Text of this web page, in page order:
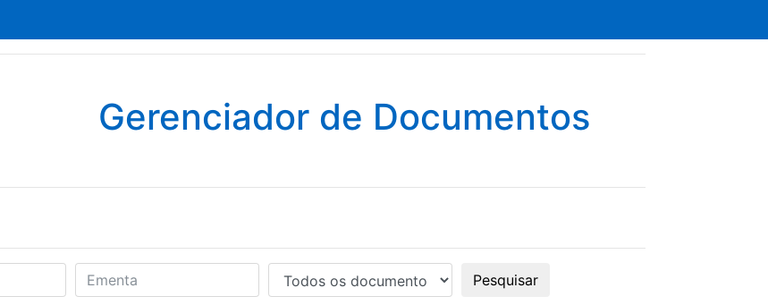
Gerenciador de Documentos
Pesquisar